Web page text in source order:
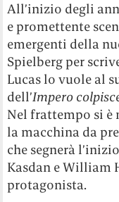
All’inizio degli
e promettente
emergenti della
Spielberg per
Lucas lo vuole al
dell’Impero
Nel frattempo si è
la macchina da
che segnerà
Kasdan e William
protagonista.